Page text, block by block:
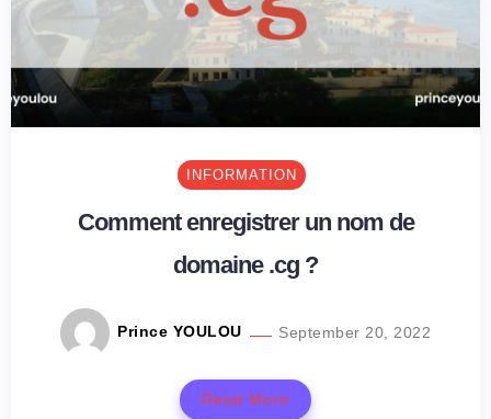
INFORMATION
Comment enregistrer un nom de
domaine .cg ?
Prince YOULOU September 20, 2022
Read More